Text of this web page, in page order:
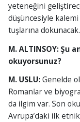
yeteneğini
düşüncesiyle
tuşlarına dokunacak.
M. ALTINSOY: Şu
okuyorsunuz?
M. USLU:Genelde
Romanlar ve
da ilgim var. Son
Avrupa’daki ilk